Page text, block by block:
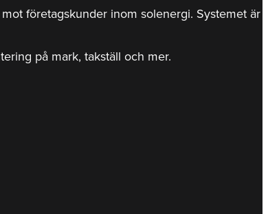
företagskunder inom solenergi. Systemet är
på mark, takställ och mer.